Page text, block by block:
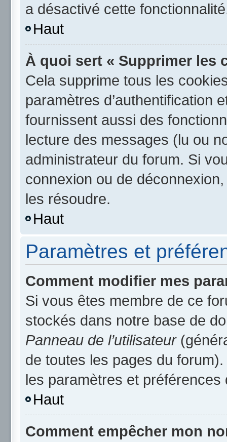
a désactivé cette
Haut
À quoi sert « Supprimer les
Cela supprime tous les
paramètres d’authentification
fournissent aussi des
lecture des messages (lu ou
administrateur du forum. Si
connexion ou de
les résoudre.
Haut
Paramètres et
Comment modifier mes
Si vous êtes membre de ce
stockés dans notre base de
Panneau de l’utilisateur
de toutes les pages du
les paramètres et préférences
Haut
Comment empêcher mon